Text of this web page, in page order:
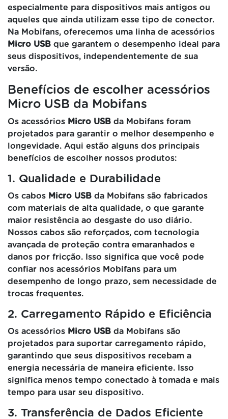
especialmente para dispositivos mais antigos ou
aqueles que ainda utilizam esse tipo de conector.
Na Mobifans, oferecemos uma linha de acessórios
Micro USB que garantem o desempenho ideal para
seus dispositivos, independentemente de sua
versão.
Benefícios de escolher acessórios
Micro USB da Mobifans
Os acessórios Micro USB da Mobifans foram
projetados para garantir o melhor desempenho e
longevidade. Aqui estão alguns dos principais
benefícios de escolher nossos produtos:
1. Qualidade e Durabilidade
Os cabos Micro USB da Mobifans são fabricados
com materiais de alta qualidade, o que garante
maior resistência ao desgaste do uso diário.
Nossos cabos são reforçados, com tecnologia
avançada de proteção contra emaranhados e
danos por fricção. Isso significa que você pode
confiar nos acessórios Mobifans para um
desempenho de longo prazo, sem necessidade de
trocas frequentes.
2. Carregamento Rápido e Eficiência
Os acessórios Micro USB da Mobifans são
projetados para suportar carregamento rápido,
garantindo que seus dispositivos recebam a
energia necessária de maneira eficiente. Isso
significa menos tempo conectado à tomada e mais
tempo para usar seu dispositivo.
3. Transferência de Dados Eficiente